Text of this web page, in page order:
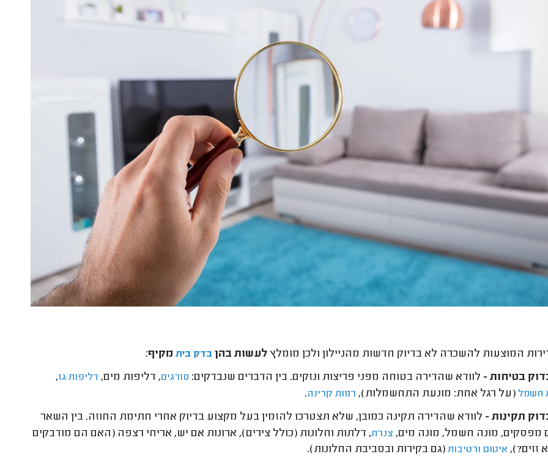
המוצעות להשכרה לא בדיוק חדשות מהניילון ולכן מומלץלעשות בהן בדק ביתמקיף:
בטיחות - לוודא שהדירה בטוחה מפני פריצות ונזקים. בין הדברים שנבדקים: סורגים, דליפות מים, דליפות גז,
חשמל (על רגל אחת: מונעת התחשמלות), רמות קרינה.
תקינות - לוודא שהדירה תקינה כמובן, שלא תצטרכו להזמין בעל מקצוע בדיוק אחרי חתימת החוזה. בין השאר
מפסקים, מונה חשמל, מונה מים, צנרת, דלתות וחלונות (כולל צירים), ארונות אם יש, אריחי רצפה (האם הם מודבקים
זזים?), איטום ורטיבות(גם בקירות ובסביבת החלונות).